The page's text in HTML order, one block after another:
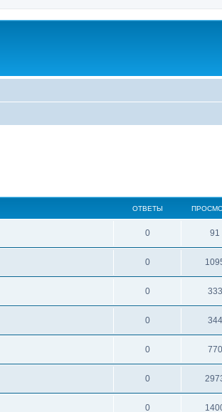
ОТВЕТЫ
0 91
0
0 333
0 344
0 770
0
0